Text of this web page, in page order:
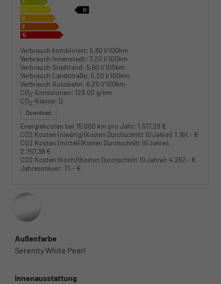
Verbrauch kombiniert: 5,80 l/100km
Verbrauch Innenstadt: 7,20 l/100km
Verbrauch Stadtrand: 5,60 l/100km
Verbrauch Landstraße: 5,20 l/100km
Verbrauch Autobahn: 6,20 l/100km
CO2-Emissionen: 129,00 g/km
CO2-Klasse: D
Download
Energiekosten bei 15.000 km pro Jahr: 1.517,28 €
CO2 Kosten (niedrig)(Kosten Durchschnitt 10 Jahre): 1.161,- €
CO2 Kosten (mittel)(Kosten Durchschnitt 10 Jahre):
2.757,38 €
CO2 Kosten (hoch)(Kosten Durchschnitt 10 Jahre): 4.257,- €
Jahressteuer: 71,- €
Außenfarbe
Serenity White Pearl
Innenausstattung